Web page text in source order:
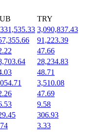
TRY
3,090,837.43
91,223.39
47.66
28,234.83
48.71
3,510.08
47.69
9.58
306.93
3.33